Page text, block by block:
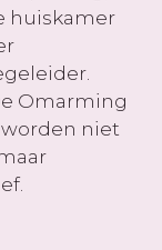
huiskamer
Omarming
niet